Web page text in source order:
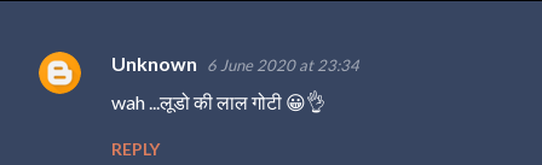
C
Unknown 6 June 2020 at 23:34
wah ...लूडो की लाल गोटी 😀👌
REPLY